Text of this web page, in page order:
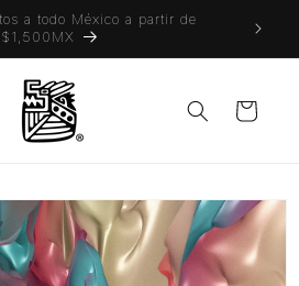
a todo México a partir de
$1,500MX
Carrito